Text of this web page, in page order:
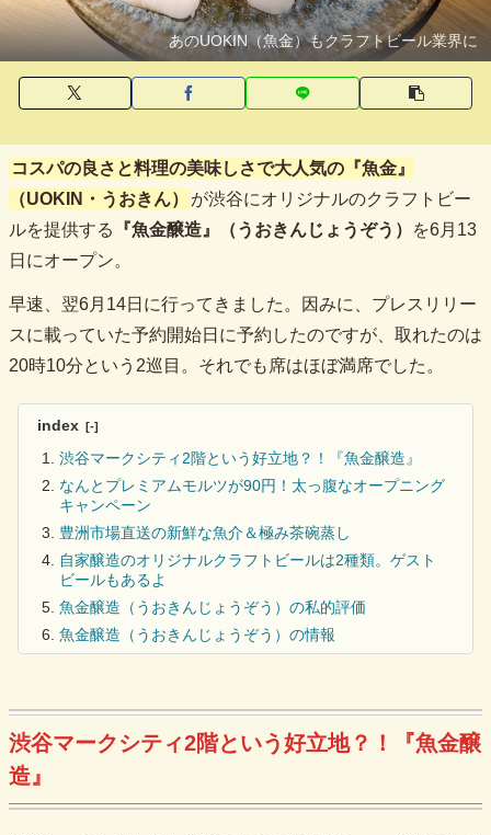
あのUOKIN（魚金）もクラフトビール業界に
コスパの良さと料理の美味しさで大人気の 『魚金』
（UOKIN・うおきん）
が渋谷にオリジナルのクラフトビー
ルを提供する
『魚金醸造』（うおきんじょうぞう）
を6月13
日にオープン。
早速、翌6月14日に行ってきました。因みに、プレスリリー
スに載っていた予約開始日に予約したのですが、取れたのは
20時10分という2巡目。それでも席はほぼ満席でした。
index
渋谷マークシティ2階という好立地？！『魚金醸造』
なんとプレミアムモルツが90円！太っ腹なオープニング
キャンペーン
豊洲市場直送の新鮮な魚介＆極み茶碗蒸し
自家醸造のオリジナルクラフトビールは2種類。ゲスト
ビールもあるよ
魚金醸造（うおきんじょうぞう）の私的評価
魚金醸造（うおきんじょうぞう）の情報
渋谷マークシティ2階という好立地？！『魚金醸
造』